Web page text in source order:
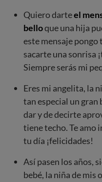
Quiero darteel
belloque una hija
este mensaje
sacarte una sonrisa
Siempre serás mi
Eres mi angelita, la
tan especial un gran
dar y de decirte
tiene techo. Te
tu día ¡felicidades!
Así pasen los años,
bebé, la niña de mis